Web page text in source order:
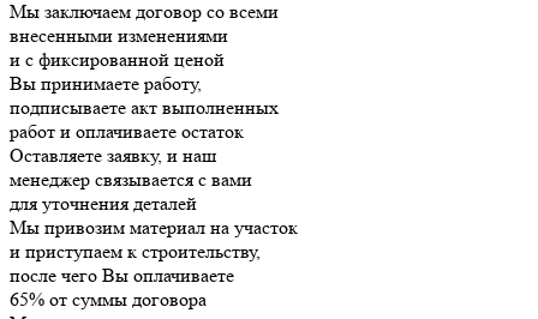
Мы заключаем договор со всеми
внесенными изменениями
и с фиксированной ценой
Вы принимаете работу,
подписываете акт выполненных
работ и оплачиваете остаток
Оставляете заявку, и наш
менеджер связывается с вами
для уточнения деталей
Мы привозим материал на участок
и приступаем к строительству,
после чего Вы оплачиваете
65% от суммы договора